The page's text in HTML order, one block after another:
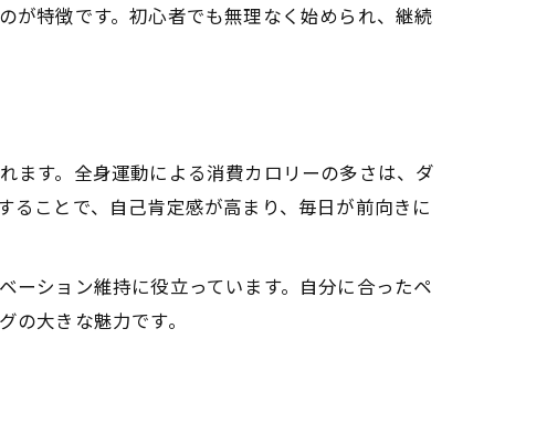
が特徴です。初心者でも無理なく始められ、継続
ます。全身運動による消費カロリーの多さは、ダ
ことで、自己肯定感が高まり、毎日が前向きに
ション維持に役立っています。自分に合ったペ
大きな魅力です。